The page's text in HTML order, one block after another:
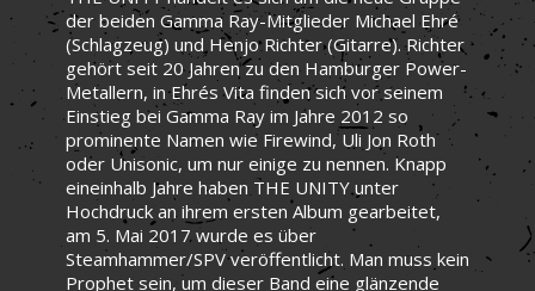
der beiden Gamma Ray-Mitglieder Michael Ehré
(Schlagzeug) und Henjo Richter (Gitarre). Richter
gehört seit 20 Jahren zu den Hamburger Power-
Metallern, in Ehrés Vita finden sich vor seinem
Einstieg bei Gamma Ray im Jahre 2012 so
prominente Namen wie Firewind, Uli Jon Roth
oder Unisonic, um nur einige zu nennen. Knapp
eineinhalb Jahre haben THE UNITY unter
Hochdruck an ihrem ersten Album gearbeitet,
am 5. Mai 2017 wurde es über
Steamhammer/SPV veröffentlicht. Man muss kein
Prophet sein, um dieser Band eine glänzende